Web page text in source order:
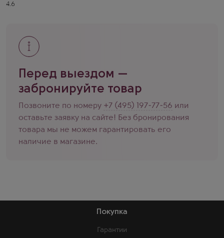
Перед выездом —
забронируйте товар
Позвоните по номеру +7 (495) 197-77-56 или
оставьте заявку на сайте! Без бронирования
товара мы не можем гарантировать его
наличие в магазине.
Покупка
Гарантии